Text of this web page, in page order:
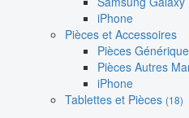
iPhone
Pièces et Accessoires
Pièces
Pièces Autres
iPhone
Tablettes et Pièces (18)